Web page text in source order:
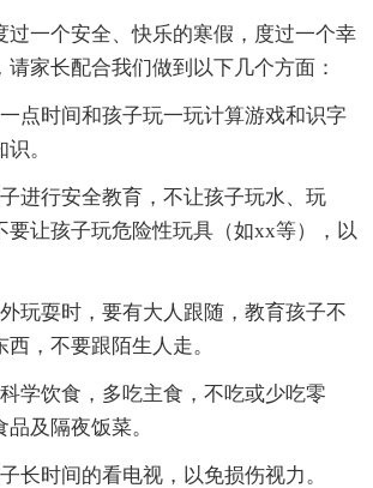
过一个安全、快乐的寒假，度过一个幸
家长配合我们做到以下几个方面：
点时间和孩子玩一玩计算游戏和识字
。
进行安全教育，不让孩子玩水、玩
要让孩子玩危险性玩具（如xx等），以
玩耍时，要有大人跟随，教育孩子不
，不要跟陌生人走。
学饮食，多吃主食，不吃或少吃零
及隔夜饭菜。
长时间的看电视，以免损伤视力。